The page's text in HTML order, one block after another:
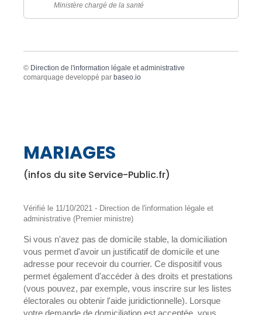
Ministère chargé de la santé
© Direction de l'information légale et administrative
comarquage developpé par baseo.io
MARIAGES
(infos du site Service-Public.fr)
Vérifié le 11/10/2021 - Direction de l'information légale et
administrative (Premier ministre)
Si vous n'avez pas de domicile stable, la domiciliation
vous permet d'avoir un justificatif de domicile et une
adresse pour recevoir du courrier. Ce dispositif vous
permet également d'accéder à des droits et prestations
(vous pouvez, par exemple, vous inscrire sur les listes
électorales ou obtenir l'aide juridictionnelle). Lorsque